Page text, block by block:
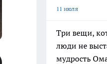
11 июля
Три вещи,
люди не
мудрость